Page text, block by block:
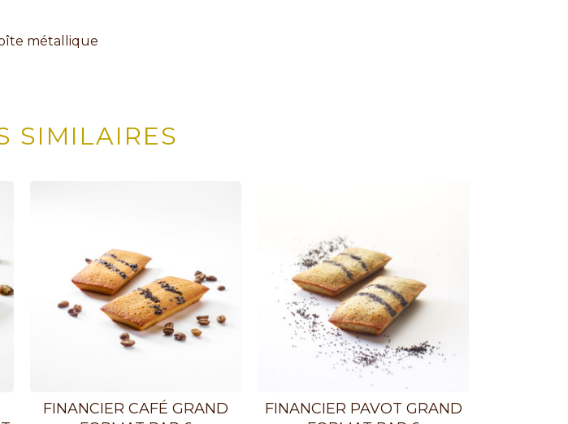
métallique
SIMILAIRES
FINANCIER CAFÉ GRAND
FINANCIER PAVOT GRAND